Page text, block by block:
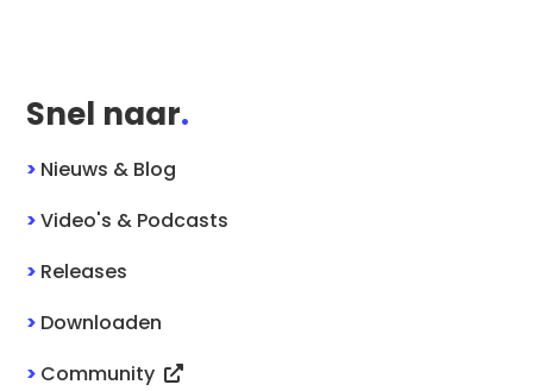
Snel naar.
> Nieuws & Blog
>Video's & Podcasts
> Releases
> Downloaden
> Community